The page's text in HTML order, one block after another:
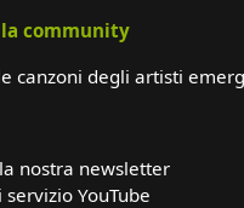
community
canzoni degli artisti
nostra newsletter
YouTube